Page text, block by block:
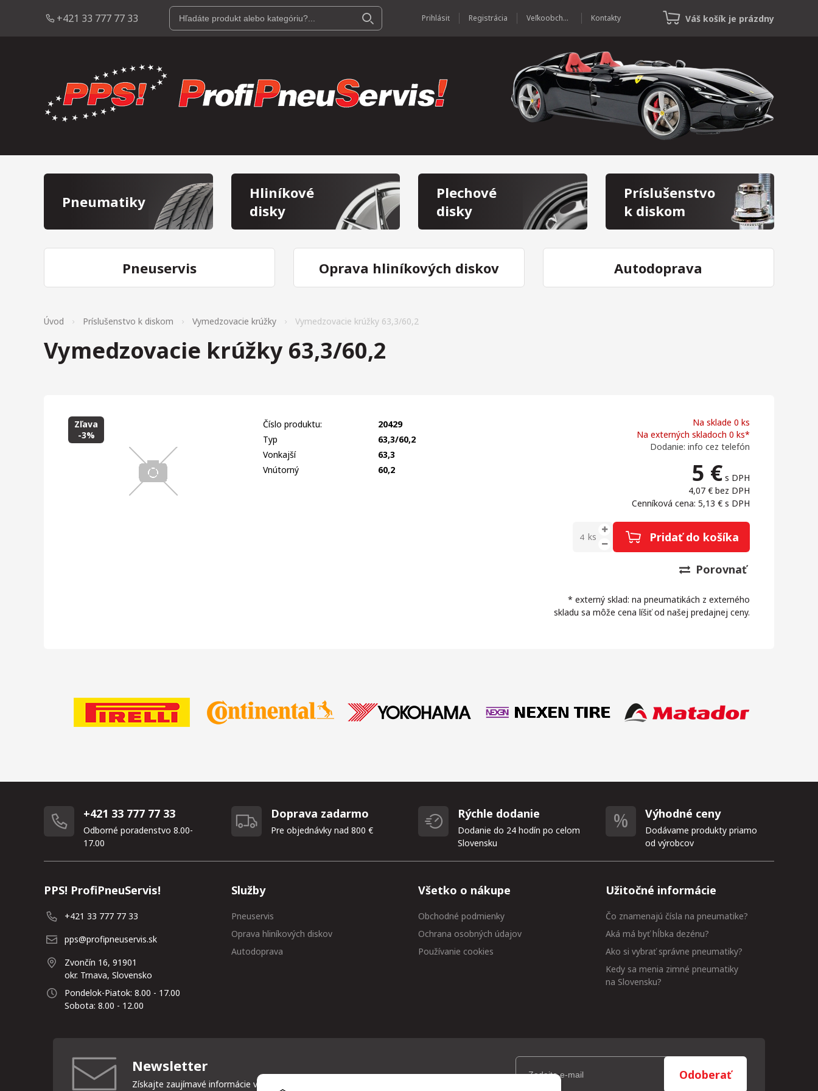
+421 33 777 77 33 Prihlásiť Registrácia Veľkoobchod Kontakty Váš košík je prázdny
Pneumatiky
Hliníkové
disky
Plechové
disky
Príslušenstvo
k diskom
Pneuservis Oprava hliníkových diskov Autodoprava
Úvod Príslušenstvo k diskom Vymedzovacie krúžky Vymedzovacie krúžky 63,3/60,2
Vymedzovacie krúžky 63,3/60,2
Zľava
-3%
Na sklade 0 ks
Na externých skladoch 0 ks*
Dodanie: info cez telefón
5 € s DPH
4,07 € bez DPH
Cenníková cena: 5,13 € s DPH
ks Pridať do košíka
Porovnať
* externý sklad: na pneumatikách z externého
skladu sa môže cena líšiť od našej predajnej ceny.
Číslo produktu:
20429
Typ
63,3/60,2
Vonkajší
63,3
Vnútorný
60,2
+421 33 777 77 33
Odborné poradenstvo 8.00-
17.00
Doprava zadarmo
Pre objednávky nad 800 €
Rýchle dodanie
Dodanie do 24 hodín po celom
Slovensku
Výhodné ceny
Dodávame produkty priamo
od výrobcov
PPS! ProfiPneuServis!
+421 33 777 77 33
pps@profipneuservis.sk
Zvončín 16, 91901
okr. Trnava, Slovensko
Pondelok-Piatok: 8.00 - 17.00
Sobota: 8.00 - 12.00
Služby
Pneuservis
Oprava hliníkových diskov
Autodoprava
Všetko o nákupe
Obchodné podmienky
Ochrana osobných údajov
Používanie cookies
Užitočné informácie
Čo znamenajú čísla na pneumatike?
Aká má byť hĺbka dezénu?
Ako si vybrať správne pneumatiky?
Kedy sa menia zimné pneumatiky
na Slovensku?
Newsletter
Získajte zaujímavé informácie vždy medzi prvými
Odoberať